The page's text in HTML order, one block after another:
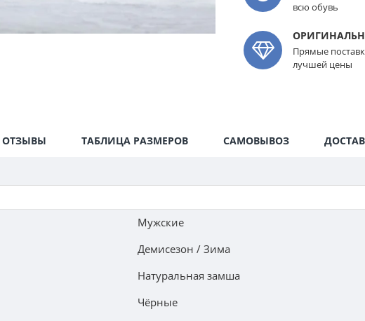
всю обувь
Прямые
лучшей цены
ОТЗЫВЫ ТАБЛИЦА РАЗМЕРОВ САМОВЫВОЗ
Мужские
Демисезон / Зима
Натуральная замша
Чёрные